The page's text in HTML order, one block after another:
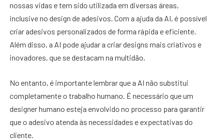
nossas vidas e tem sido utilizada em diversas áreas,
inclusive no design de adesivos. Com a ajuda da AI, é possível
criar adesivos personalizados de forma rápida e eficiente.
Além disso, a AI pode ajudar a criar designs mais criativos e
inovadores, que se destacam na multidão.
No entanto, é importante lembrar que a AI não substitui
completamente o trabalho humano. É necessário que um
designer humano esteja envolvido no processo para garantir
que o adesivo atenda às necessidades e expectativas do
cliente.